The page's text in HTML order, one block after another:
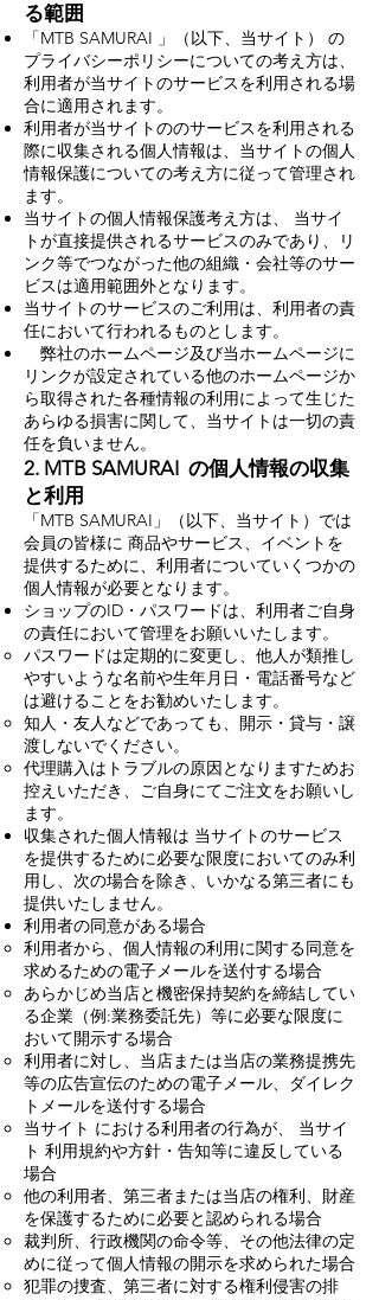
る範囲
「MTB SAMURAI 」（以下、当サイト） の
プライバシーポリシーについての考え方は、
利用者が当サイトのサービスを利用される場
合に適用されます。
利用者が当サイトののサービスを利用される
際に収集される個人情報は、当サイトの個人
情報保護についての考え方に従って管理され
ます。
当サイトの個人情報保護考え方は、 当サイ
トが直接提供されるサービスのみであり、リ
ンク等でつながった他の組織・会社等のサー
ビスは適用範囲外となります。
当サイトのサービスのご利用は、利用者の責
任において行われるものとします。
弊社のホームページ及び当ホームページに
リンクが設定されている他のホームページか
ら取得された各種情報の利用によって生じた
あらゆる損害に関して、当サイトは一切の責
任を負いません。
2. MTB SAMURAI の個人情報の収集
と利用
「MTB SAMURAI」（以下、当サイト）では
会員の皆様に 商品やサービス、イベントを
提供するために、利用者についていくつかの
個人情報が必要となります。
ショップのID・パスワードは、利用者ご自身
の責任において管理をお願いいたします。
パスワードは定期的に変更し、他人が類推し
やすいような名前や生年月日・電話番号など
は避けることをお勧めいたします。
知人・友人などであっても、開示・貸与・譲
渡しないでください。
代理購入はトラブルの原因となりますためお
控えいただき、ご自身にてご注文をお願いし
ます。
収集された個人情報は 当サイトのサービス
を提供するために必要な限度においてのみ利
用し、次の場合を除き、いかなる第三者にも
提供いたしません。
利用者の同意がある場合
利用者から、個人情報の利用に関する同意を
求めるための電子メールを送付する場合
あらかじめ当店と機密保持契約を締結してい
る企業（例:業務委託先）等に必要な限度に
おいて開示する場合
利用者に対し、当店または当店の業務提携先
等の広告宣伝のための電子メール、ダイレク
トメールを送付する場合
当サイト における利用者の行為が、 当サイ
ト 利用規約や方針・告知等に違反している
場合
他の利用者、第三者または当店の権利、財産
を保護するために必要と認められる場合
裁判所、行政機関の命令等、その他法律の定
めに従って個人情報の開示を求められた場合
犯罪の捜査、第三者に対する権利侵害の排